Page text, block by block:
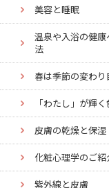
美容と睡眠
温泉や入浴の健康
法
春は季節の変わり
「わたし」が輝く
皮膚の乾燥と保湿
化粧心理学のご紹
紫外線と皮膚